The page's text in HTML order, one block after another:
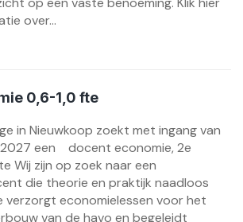
over...
0,6-1,0 fte
in Nieuwkoop zoekt met ingang van
een docent economie, 2e
Wij zijn op zoek naar een
die theorie en praktijk naadloos
verzorgt economielessen voor het
van de havo en begeleidt